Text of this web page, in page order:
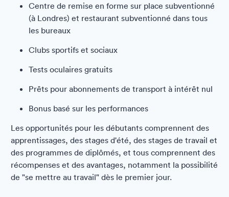
Centre de remise en forme sur place subventionné
(à Londres) et restaurant subventionné dans tous
les bureaux
Clubs sportifs et sociaux
Tests oculaires gratuits
Prêts pour abonnements de transport à intérêt nul
Bonus basé sur les performances
Les opportunités pour les débutants comprennent des
apprentissages, des stages d'été, des stages de travail et
des programmes de diplômés, et tous comprennent des
récompenses et des avantages, notamment la possibilité
de "se mettre au travail" dès le premier jour.